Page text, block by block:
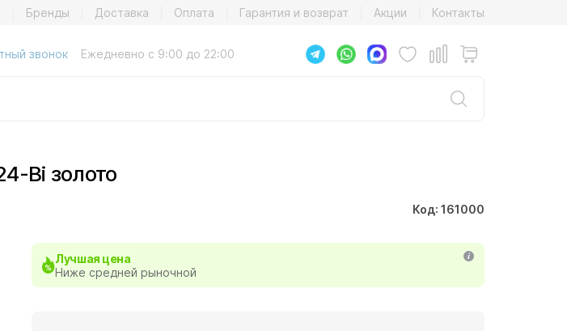
Бренды Доставка Оплата Гарантия и возврат Акции Контакты
звонок Ежедневно с 9:00 до 22:00
Bi золото
Код: 161000
Лучшая цена
Ниже средней рыночной